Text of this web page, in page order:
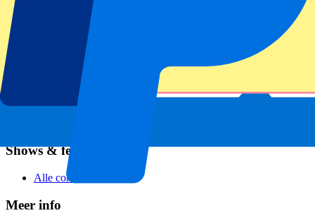
Voetbalcompetities
Champions League
Premier League
Shows & festivals
Alle concerten
Meer info